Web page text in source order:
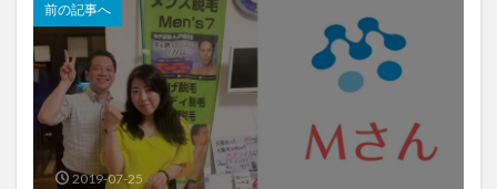
前の記事へ
2019-07-25